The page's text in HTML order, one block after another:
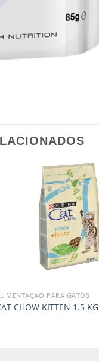
PARA GATOS
CHOW KITTEN 1.5 KG